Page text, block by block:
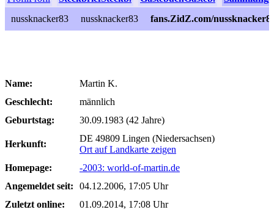
nussknacker83
nussknacker83 fans.ZidZ.com/
Name:
Martin K.
Geschlecht:
männlich
Geburtstag:
30.09.1983 (42 Jahre)
Herkunft:
DE 49809 Lingen (Niedersachsen)
Ort auf Landkarte zeigen
Homepage:
-2003: world-of-martin.de
Angemeldet seit:
04.12.2006, 17:05 Uhr
Zuletzt online:
01.09.2014, 17:08 Uhr